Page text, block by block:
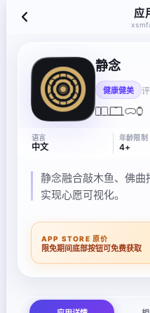
应
静念
健康健美
语言
中文
年龄限制
4+
静念融合敲木鱼、佛曲
实现心愿可视化。
APP STORE 原价
限免期间底部按钮可免费获取